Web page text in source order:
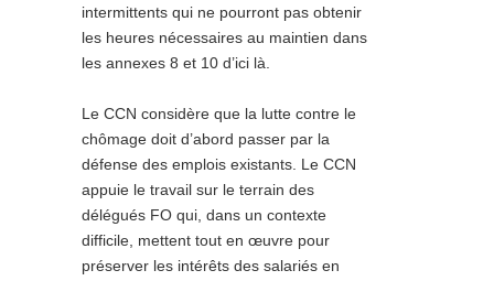
intermittents qui ne pourront pas obtenir
les heures nécessaires au maintien dans
les annexes 8 et 10 d’ici là.
Le CCN considère que la lutte contre le
chômage doit d’abord passer par la
défense des emplois existants. Le CCN
appuie le travail sur le terrain des
délégués FO qui, dans un contexte
difficile, mettent tout en œuvre pour
préserver les intérêts des salariés en